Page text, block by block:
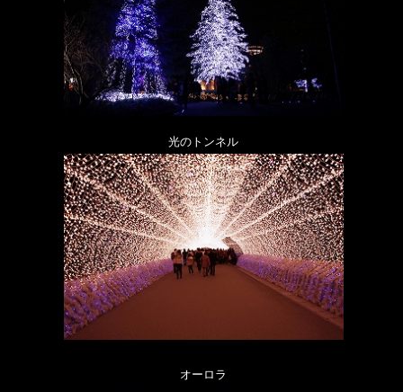
光のトンネル
オーロラ